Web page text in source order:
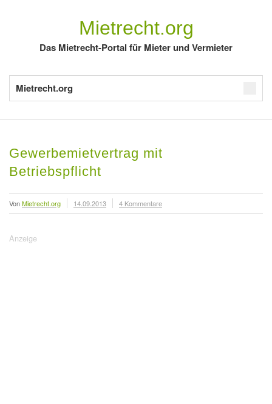
Mietrecht.org
Das Mietrecht-Portal für Mieter und Vermieter
Mietrecht.org
Gewerbemietvertrag mit
Betriebspflicht
VonMietrecht.org 14.09.2013 4 Kommentare